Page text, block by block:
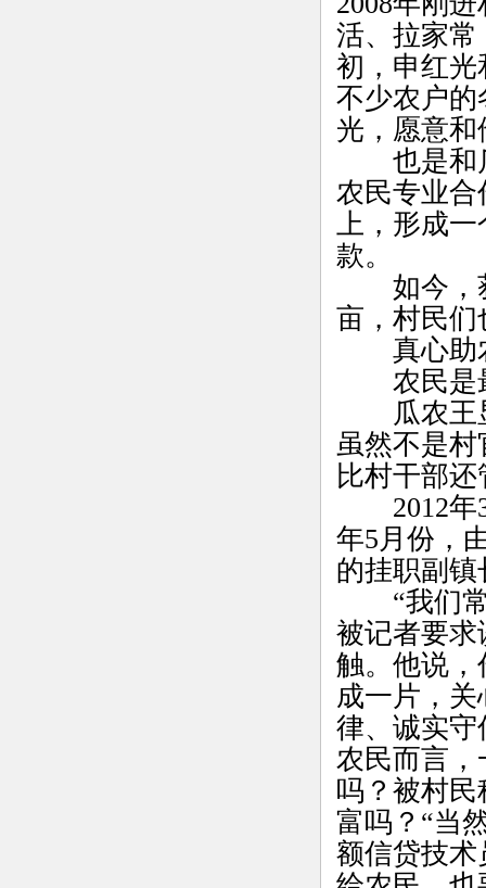
活、拉家常
初，申红
不少农户
光，愿意
也是和瓜
农民专业
上，形成
款。
如今，获
亩，村民们
真心助
农民是
瓜农王显
虽然不是
比村干部还
2012年3
年5月份，
的挂职副镇
“我们常
被记者要
触。他说
成一片，
律、诚实
农民而言
吗？被村民
富吗？“当
额信贷技